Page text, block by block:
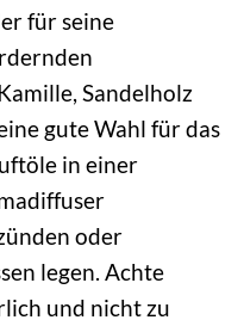
für seine
Sandelholz
gute Wahl für das
in einer
oder
legen. Achte
und nicht zu